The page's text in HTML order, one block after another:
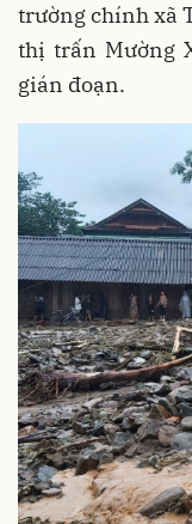
trường chính xã
thị trấn Mường
gián đoạn.